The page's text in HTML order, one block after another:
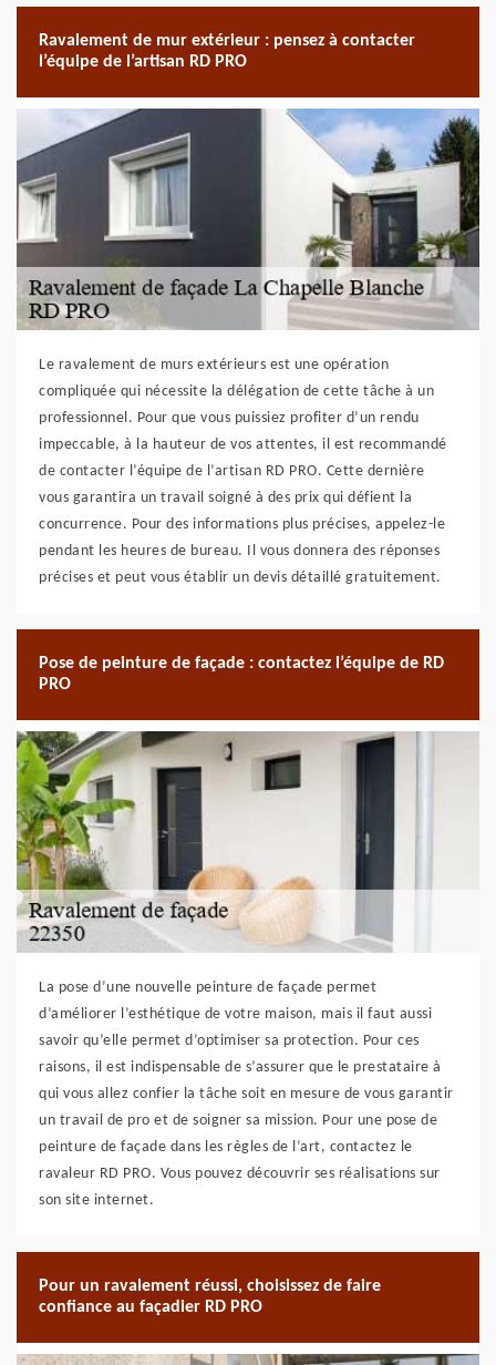
Ravalement de mur extérieur : pensez à contacter
l’équipe de l’artisan RD PRO
Le ravalement de murs extérieurs est une opération
compliquée qui nécessite la délégation de cette tâche à un
professionnel. Pour que vous puissiez profiter d’un rendu
impeccable, à la hauteur de vos attentes, il est recommandé
de contacter l’équipe de l’artisan RD PRO. Cette dernière
vous garantira un travail soigné à des prix qui défient la
concurrence. Pour des informations plus précises, appelez-le
pendant les heures de bureau. Il vous donnera des réponses
précises et peut vous établir un devis détaillé gratuitement.
Pose de peinture de façade : contactez l’équipe de RD
PRO
La pose d’une nouvelle peinture de façade permet
d’améliorer l’esthétique de votre maison, mais il faut aussi
savoir qu’elle permet d’optimiser sa protection. Pour ces
raisons, il est indispensable de s’assurer que le prestataire à
qui vous allez confier la tâche soit en mesure de vous garantir
un travail de pro et de soigner sa mission. Pour une pose de
peinture de façade dans les règles de l’art, contactez le
ravaleur RD PRO. Vous pouvez découvrir ses réalisations sur
son site internet.
Pour un ravalement réussi, choisissez de faire
confiance au façadier RD PRO